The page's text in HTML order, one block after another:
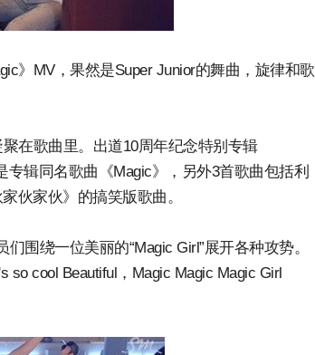
》MV，果然是Super Junior的舞曲，旋律和歌
在歌曲里。出道10周年纪念特别专辑
辑同名歌曲《Magic》，另外3首歌曲包括利
伙家伙》的搞笑版歌曲。
围绕一位美丽的“Magic Girl”展开各种攻势。
so cool Beautiful，Magic Magic Magic Girl